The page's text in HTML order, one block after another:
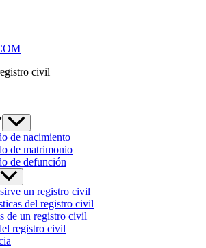
civil
de nacimiento
de matrimonio
de defunción
un registro civil
del registro civil
de un registro civil
registro civil